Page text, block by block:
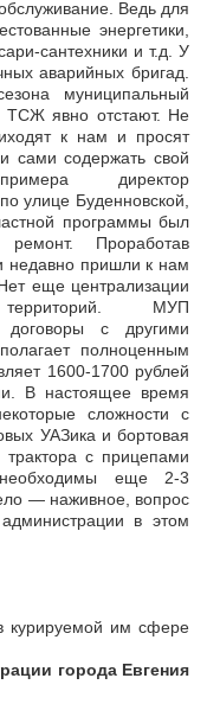
Ведь для
энергетики,
сантехники и т.д. У
аварийных бригад.
муниципальный
явно отстают. Не
к нам и просят
сами содержать свой
директор
улице Буденновской,
программы был
Проработав
недавно пришли к нам
еще централизации
МУП
договоры с другими
полноценным
1600-1700 рублей
В настоящее время
сложности с
УАЗика и бортовая
с прицепами
еще 2-3
— наживное, вопрос
в этом
курируемой им сфере
города Евгения